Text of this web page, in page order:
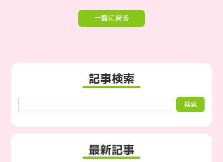
一覧に戻る
記事検索
最新記事